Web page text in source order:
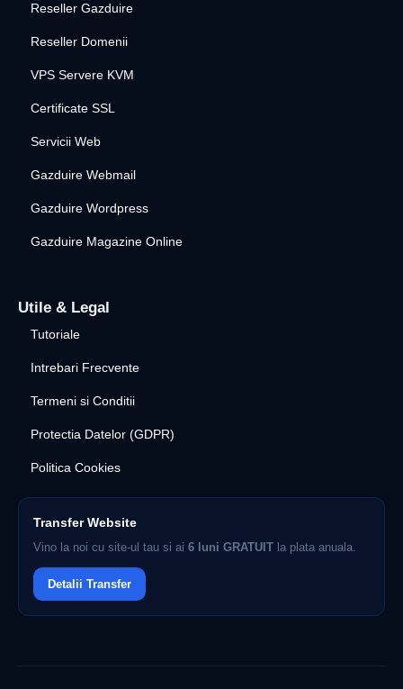
Reseller Gazduire
Reseller Domenii
VPS Servere KVM
Certificate SSL
Servicii Web
Gazduire Webmail
Gazduire Wordpress
Gazduire Magazine Online
Utile & Legal
Tutoriale
Intrebari Frecvente
Termeni si Conditii
Protectia Datelor (GDPR)
Politica Cookies
Transfer Website
Vino la noi cu site-ul tau si ai 6 luni GRATUIT la plata anuala.
Detalii Transfer